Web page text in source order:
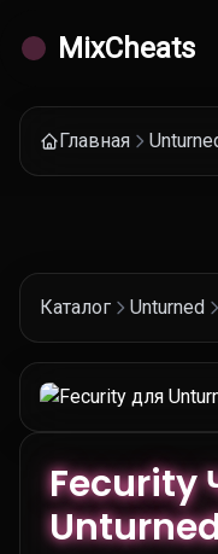
MixCheats
Главная
Каталог Unturned
Fecurity